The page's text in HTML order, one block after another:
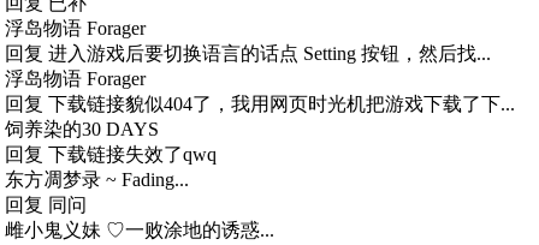
浮岛物语 Forager
回复 进入游戏后要切换语言的话点 Setting 按钮，然后找...
浮岛物语 Forager
回复 下载链接貌似404了，我用网页时光机把游戏下载了下...
饲养染的30 DAYS
回复 下载链接失效了qwq
东方凋梦录 ~ Fading...
回复 同问
雌小鬼义妹 ♡一败涂地的诱惑...